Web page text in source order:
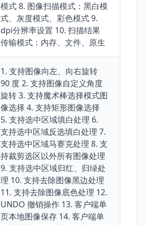
模式 8. 图像扫描模式：黑白模
式、灰度模式、彩色模式 9.
dpi分辨率设置 10. 扫描结果
传输模式：内存、文件、原生
1. 支持图像向左、向右旋转
90 度 2. 支持图像自定义角度
旋转 3. 支持魔术棒选择模式图
像选择 4. 支持矩形图像选择
5. 支持选中区域填白处理 6.
支持选中区域反选填白处理 7.
支持选中区域马赛克处理 8. 支
持裁剪选区以外所有图像处理
9. 支持选中区域归红、归绿处
理 10. 支持去除图像黑边处理
11. 支持去除图像底色处理 12.
UNDO 撤销操作 13. 客户端单
页本地图像保存 14. 客户端单